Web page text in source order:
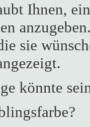
Ihnen,
sie
könnte